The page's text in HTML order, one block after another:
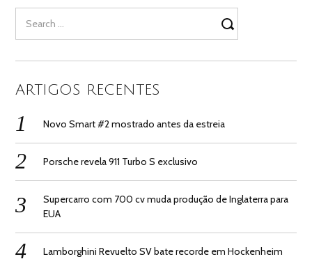
for:
ARTIGOS RECENTES
Novo Smart #2 mostrado antes da estreia
Porsche revela 911 Turbo S exclusivo
Supercarro com 700 cv muda produção de Inglaterra para
EUA
Lamborghini Revuelto SV bate recorde em Hockenheim